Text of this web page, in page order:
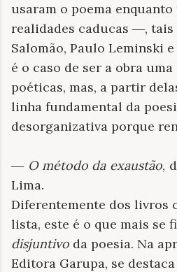
usaram o poema
realidades caducas ―, tais
Salomão, Paulo Leminski
é o caso de ser a obra
poéticas, mas, a partir
linha fundamental da
desorganizativa porque
― O método da exaustão,
Lima.
Diferentemente dos livros
lista, este é o que mais se
disjuntivo da poesia. Na
Editora Garupa, se